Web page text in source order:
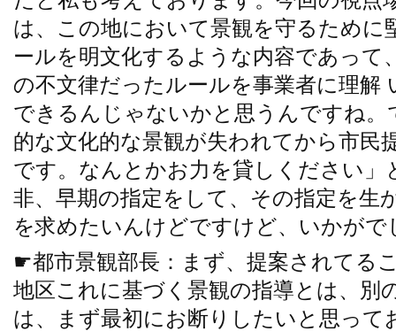
は、この地において景観を守るために
ールを明文化するような内容であって
の不文律だったルールを事業者に理解
できるんじゃないかと思うんですね。
的な文化的な景観が失われてから市民
です。なんとかお力を貸しください」
非、早期の指定をして、その指定を生
を求めたいんけどですけど、いかがで
☛都市景観部長：まず、提案されてる
地区これに基づく景観の指導とは、別
は、まず最初にお断りしたいと思っ